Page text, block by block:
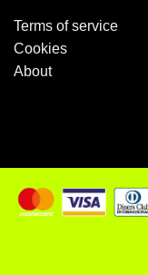
Terms of service
Cookies
About